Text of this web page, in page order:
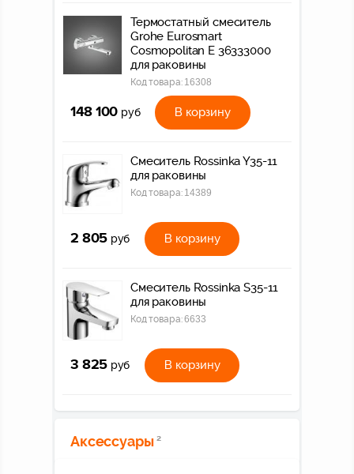
Термостатный смеситель
Grohe Eurosmart
Cosmopolitan E 36333000
для раковины
Код товара: 16308
148 100 руб В корзину
Смеситель Rossinka Y35-11
для раковины
Код товара: 14389
2 805 руб В корзину
Смеситель Rossinka S35-11
для раковины
Код товара:6633
3 825 руб В корзину
Аксессуары 2